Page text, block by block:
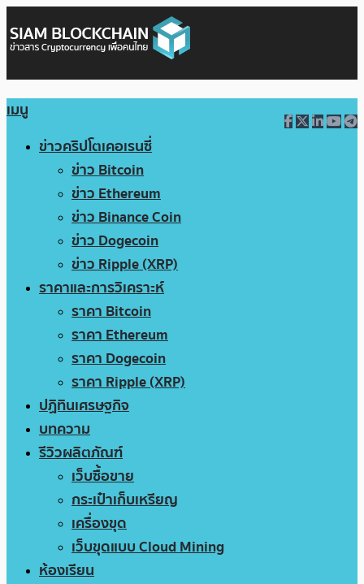
เมนู
ข่าวคริปโตเคอเรนซี่
ข่าว Bitcoin
ข่าว Ethereum
ข่าว Binance Coin
ข่าว Dogecoin
ข่าว Ripple (XRP)
ราคาและการวิเคราะห์
ราคา Bitcoin
ราคา Ethereum
ราคา Dogecoin
ราคา Ripple (XRP)
ปฏิทินเศรษฐกิจ
บทความ
รีวิวผลิตภัณฑ์
เว็บซื้อขาย
กระเป๋าเก็บเหรียญ
เครื่องขุด
เว็บขุดแบบ Cloud Mining
ห้องเรียน